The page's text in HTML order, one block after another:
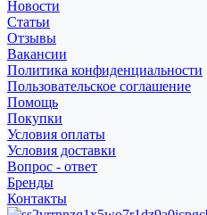
Новости
Статьи
Отзывы
Вакансии
Политика конфиденциальности
Пользовательское соглашение
Помощь
Покупки
Условия оплаты
Условия доставки
Вопрос - ответ
Бренды
Контакты